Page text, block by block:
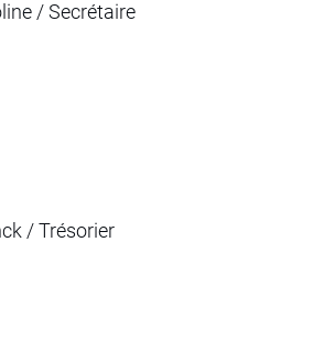
/ Secrétaire
/ Trésorier